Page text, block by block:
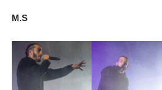
M.S